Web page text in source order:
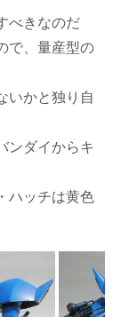
べきなのだ
で、量産型の
いかと独り自
ンダイからキ
ハッチは黄色